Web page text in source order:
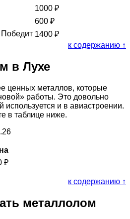
1000 ₽
600 ₽
1400 ₽
к содержанию ↑
в Лухе
ценных металлов, которые
работы. Это довольно
и в авиастроении.
в таблице ниже.
₽
к содержанию ↑
металлолом